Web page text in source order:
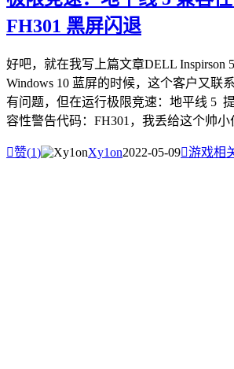
FH301 黑屏闪退
好吧，就在我写上篇文章DELL Inspirson
Windows 10 蓝屏的时候，这个客户又联
有问题，但在运行极限竞速：地平线 5
容性警告代码：FH301，我丢给这个帅小
赞(1) Xy1on2022-05-09游戏相